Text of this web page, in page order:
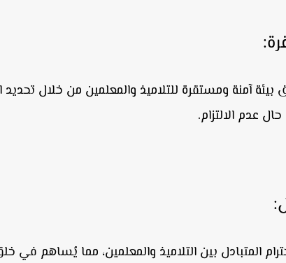
آمنة ومستقرة للتلاميذ والمعلمين من خلال تحديد
عدم الالتزام.
المتبادل بين التلاميذ والمعلمين، مما يُساهم في